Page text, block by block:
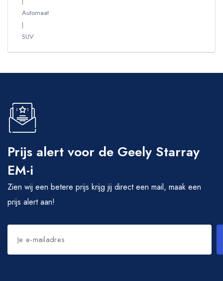
Automaat
SUV
Prijs alert voor de Geely Starray
EM-i
Zien wij een betere prijs krijg jij direct een mail, maak een
prijs alert aan!